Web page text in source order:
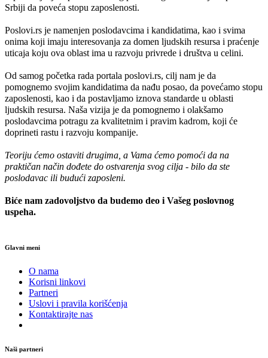
Srbiji da poveća stopu zaposlenosti.
Poslovi.rs je namenjen poslodavcima i kandidatima, kao i svima
onima koji imaju interesovanja za domen ljudskih resursa i praćenje
uticaja koju ova oblast ima u razvoju privrede i društva u celini.
Od samog početka rada portala poslovi.rs, cilj nam je da
pomognemo svojim kandidatima da nađu posao, da povećamo stopu
zaposlenosti, kao i da postavljamo iznova standarde u oblasti
ljudskih resursa. Naša vizija je da pomognemo i olakšamo
poslodavcima potragu za kvalitetnim i pravim kadrom, koji će
doprineti rastu i razvoju kompanije.
Teoriju ćemo ostaviti drugima, a Vama ćemo pomoći da na
praktičan način dođete do ostvarenja svog cilja - bilo da ste
poslodavac ili budući zaposleni.
Biće nam zadovoljstvo da budemo deo i Vašeg poslovnog
uspeha.
Glavni meni
O nama
Korisni linkovi
Partneri
Uslovi i pravila korišćenja
Kontaktirajte nas
Naši partneri